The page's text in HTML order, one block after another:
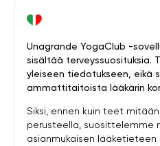
Unagrande YogaClub -
sisältää terveyssuosituksia.
yleiseen tiedotukseen, eikä
ammattitaitoista lääkärin
Siksi, ennen kuin teet
perusteella, suosittelemme
asianmukaisen lääketieteen